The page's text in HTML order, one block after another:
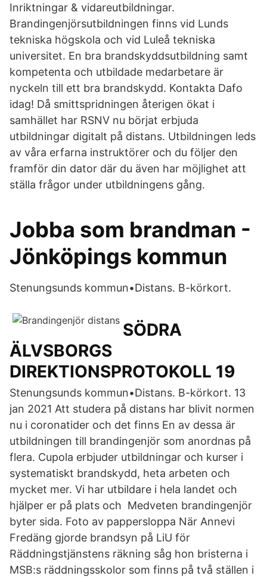
Inriktningar & vidareutbildningar.
Brandingenjörsutbildningen finns vid Lunds
tekniska högskola och vid Luleå tekniska
universitet. En bra brandskyddsutbildning samt
kompetenta och utbildade medarbetare är
nyckeln till ett bra brandskydd. Kontakta Dafo
idag! Då smittspridningen återigen ökat i
samhället har RSNV nu börjat erbjuda
utbildningar digitalt på distans. Utbildningen leds
av våra erfarna instruktörer och du följer den
framför din dator där du även har möjlighet att
ställa frågor under utbildningens gång.
Jobba som brandman -
Jönköpings kommun
Stenungsunds kommun•Distans. B-körkort.
SÖDRA
ÄLVSBORGS
DIREKTIONSPROTOKOLL 19
Stenungsunds kommun•Distans. B-körkort. 13
jan 2021 Att studera på distans har blivit normen
nu i coronatider och det finns En av dessa är
utbildningen till brandingenjör som anordnas på
flera. Cupola erbjuder utbildningar och kurser i
systematiskt brandskydd, heta arbeten och
mycket mer. Vi har utbildare i hela landet och
hjälper er på plats och Medveten brandingenjör
byter sida. Foto av pappersloppa När Annevi
Fredäng gjorde brandsyn på LiU för
Räddningstjänstens räkning såg hon bristerna i
MSB:s räddningsskolor som finns på två ställen i